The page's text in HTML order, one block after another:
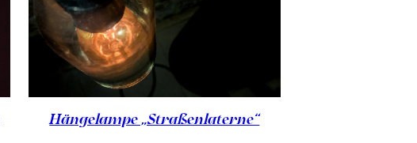
Hängelampe „Straßenlaterne“